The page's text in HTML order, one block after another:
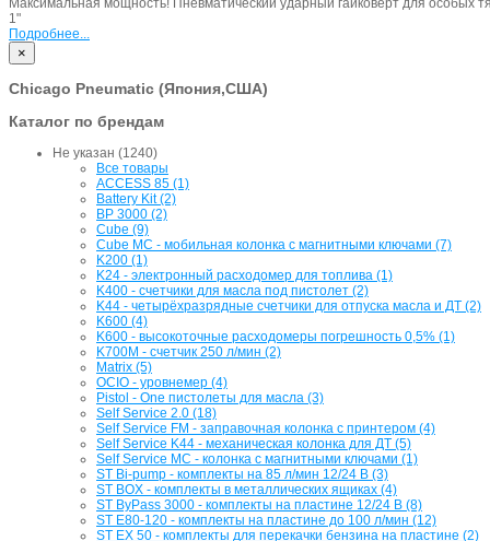
1"
Подробнее...
×
Chicago Pneumatic (Япония,США)
Каталог по брендам
Не указан (1240)
Все товары
ACCESS 85 (1)
Battery Kit (2)
BP 3000 (2)
Cube (9)
Cube MC - мобильная колонка с магнитными ключами (7)
K200 (1)
K24 - электронный расходомер для топлива (1)
K400 - счетчики для масла под пистолет (2)
K44 - четырёхразрядные счетчики для отпуска масла и ДТ (2)
K600 (4)
K600 - высокоточные расходомеры погрешность 0,5% (1)
K700M - счетчик 250 л/мин (2)
Matrix (5)
OCIO - уровнемер (4)
Pistol - One пистолеты для масла (3)
Self Service 2.0 (18)
Self Service FM - заправочная колонка с принтером (4)
Self Service K44 - механическая колонка для ДТ (5)
Self Service MC - колонка с магнитными ключами (1)
ST Bi-pump - комплекты на 85 л/мин 12/24 В (3)
ST BOX - комплекты в металлических ящиках (4)
ST ByPass 3000 - комплекты на пластине 12/24 В (8)
ST E80-120 - комплекты на пластине до 100 л/мин (12)
ST EX 50 - комплекты для перекачки бензина на пластине (2)